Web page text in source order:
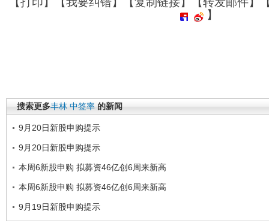
】
搜索更多丰林 中签率 的新闻
9月20日新股申购提示
9月20日新股申购提示
本周6新股申购 拟募资46亿创6周来新高
本周6新股申购 拟募资46亿创6周来新高
9月19日新股申购提示